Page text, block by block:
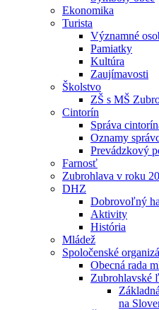
Ekonomika
Turista
Významné
Pamiatky
Kultúra
Zaujímavosti
Školstvo
ZŠ s MŠ
Cintorín
Správa
Oznamy
Prevádzkový
Farnosť
Zubrohlava v roku
DHZ
Dobrovoľný
Aktivity
História
Mládež
Spoločenské
Obecná rada
Zubrohlavské
na